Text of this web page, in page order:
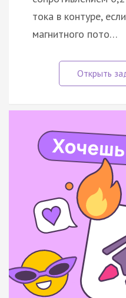
тока в контуре,
магнитного пото…